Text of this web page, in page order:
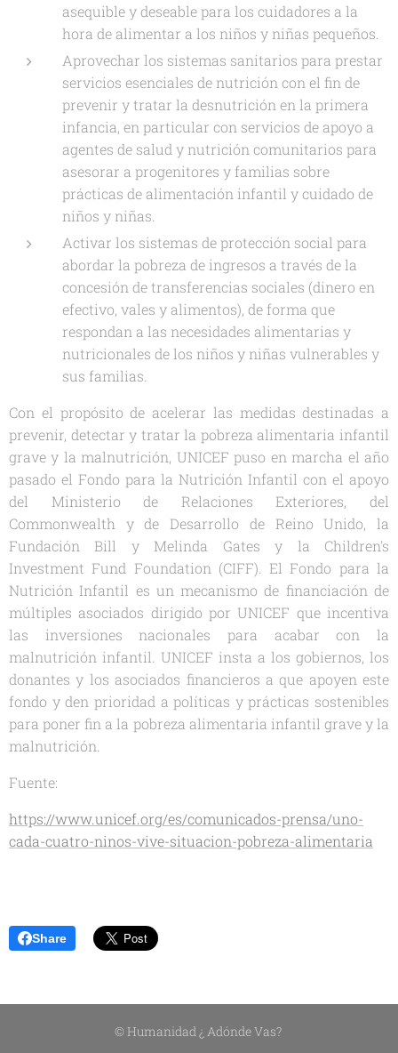
asequible y deseable para los cuidadores a la
hora de alimentar a los niños y niñas pequeños.
Aprovechar los sistemas sanitarios para prestar
servicios esenciales de nutrición con el fin de
prevenir y tratar la desnutrición en la primera
infancia, en particular con servicios de apoyo a
agentes de salud y nutrición comunitarios para
asesorar a progenitores y familias sobre
prácticas de alimentación infantil y cuidado de
niños y niñas.
Activar los sistemas de protección social para
abordar la pobreza de ingresos a través de la
concesión de transferencias sociales (dinero en
efectivo, vales y alimentos), de forma que
respondan a las necesidades alimentarias y
nutricionales de los niños y niñas vulnerables y
sus familias.
Con el propósito de acelerar las medidas destinadas a
prevenir, detectar y tratar la pobreza alimentaria infantil
grave y la malnutrición, UNICEF puso en marcha el año
pasado el Fondo para la Nutrición Infantil con el apoyo
del Ministerio de Relaciones Exteriores, del
Commonwealth y de Desarrollo de Reino Unido, la
Fundación Bill y Melinda Gates y la Children's
Investment Fund Foundation (CIFF). El Fondo para la
Nutrición Infantil es un mecanismo de financiación de
múltiples asociados dirigido por UNICEF que incentiva
las inversiones nacionales para acabar con la
malnutrición infantil. UNICEF insta a los gobiernos, los
donantes y los asociados financieros a que apoyen este
fondo y den prioridad a políticas y prácticas sostenibles
para poner fin a la pobreza alimentaria infantil grave y la
malnutrición.
Fuente:
https://www.unicef.org/es/comunicados-prensa/uno-
cada-cuatro-ninos-vive-situacion-pobreza-alimentaria
Share
© Humanidad ¿ Adónde Vas?